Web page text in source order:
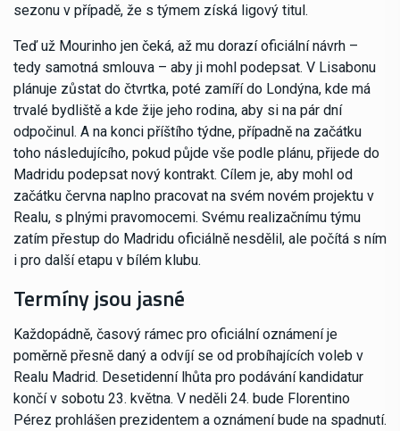
sezonu v případě, že s týmem získá ligový titul.
Teď už Mourinho jen čeká, až mu dorazí oficiální návrh –
tedy samotná smlouva – aby ji mohl podepsat. V Lisabonu
plánuje zůstat do čtvrtka, poté zamíří do Londýna, kde má
trvalé bydliště a kde žije jeho rodina, aby si na pár dní
odpočinul. A na konci příštího týdne, případně na začátku
toho následujícího, pokud půjde vše podle plánu, přijede do
Madridu podepsat nový kontrakt. Cílem je, aby mohl od
začátku června naplno pracovat na svém novém projektu v
Realu, s plnými pravomocemi. Svému realizačnímu týmu
zatím přestup do Madridu oficiálně nesdělil, ale počítá s ním
i pro další etapu v bílém klubu.
Termíny jsou jasné
Každopádně, časový rámec pro oficiální oznámení je
poměrně přesně daný a odvíjí se od probíhajících voleb v
Realu Madrid. Desetidenní lhůta pro podávání kandidatur
končí v sobotu 23. května. V neděli 24. bude Florentino
Pérez prohlášen prezidentem a oznámení bude na spadnutí.